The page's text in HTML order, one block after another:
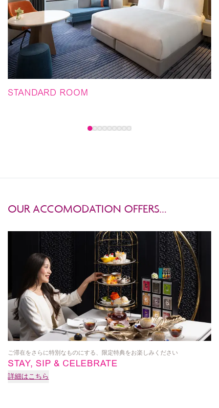
STANDARD ROOM
OUR ACCOMODATION OFFERS...
ご滞在をさらに特別なものにする、限定特典をお楽しみください
STAY, SIP & CELEBRATE
詳細はこちら